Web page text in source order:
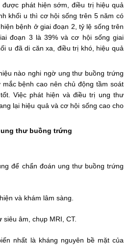
phát hiện sớm, điều trị hiệu quả
khối u thì cơ hội sống trên 5 năm có
bệnh ở giai đoạn 2, tỷ lệ sống trên
đoạn 3 là 39% và cơ hội sống giai
u đã di căn xa, điều trị khó, hiệu quả
nào nghi ngờ ung thư buồng trứng
bệnh cao nên chủ động tầm soát
Việc phát hiện và điều trị ung thư
lại hiệu quả và cơ hội sống cao cho
thư buồng trứng
để chẩn đoán ung thư buồng trứng
và khám lâm sàng.
siêu âm, chụp MRI, CT.
nhất là kháng nguyên bề mặt của